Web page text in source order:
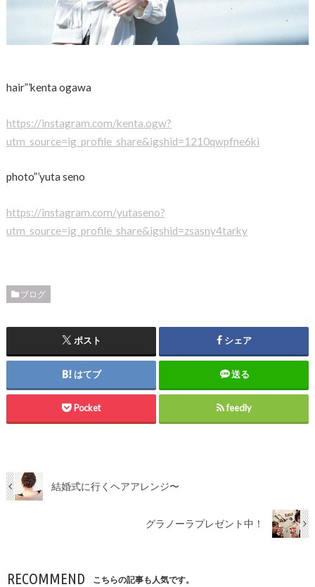
hair”’kenta ogawa
https://instagram.com/kenta.ogw?
utm_source=ig_profile_share&igshid=1210qwpfne6ki
photo”’yuta seno
https://instagram.com/yutaseno?
utm_source=ig_profile_share&igshid=zsasny4tarky
ブログ
ポスト シェア
はてブ 送る
Pocket feedly
結婚式に行くヘアアレンジ〜
グラノーラプレゼント中！
RECOMMEND こちらの記事も人気です。